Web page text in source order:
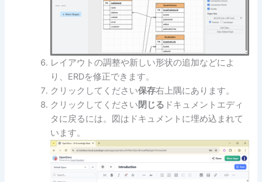
レイアウトの調整や新しい形状の追加などによ
り、ERDを修正できます。
クリックしてください保存右上隅にあります。
クリックしてください閉じる ドキュメントエディ
タに戻るには。図はドキュメントに埋め込まれて
います。